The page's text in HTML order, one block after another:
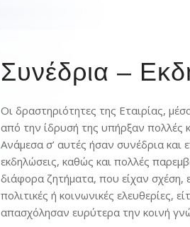
Συνέδρια –
Οι δραστηριότητες της Εταιρίας,
από την ίδρυσή της υπήρξαν πολλές
Ανάμεσα σ’ αυτές ήσαν συνέδρια και
εκδηλώσεις, καθώς και πολλές
διάφορα ζητήματα, που είχαν σχέση,
πολιτικές ή κοινωνικές ελευθερίες,
απασχόλησαν ευρύτερα την κοινή